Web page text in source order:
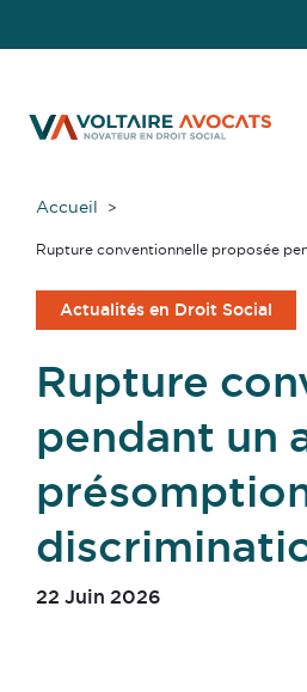
Accueil
Rupture conventionnelle proposée
Actualités en Droit Social
Rupture
pendant un
22 Juin 2026